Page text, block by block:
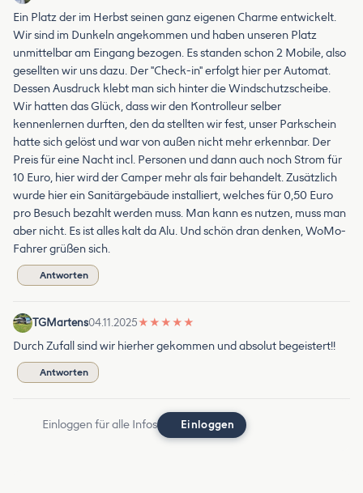
Ein Platz der im Herbst seinen ganz eigenen Charme entwickelt.
Wir sind im Dunkeln angekommen und haben unseren Platz
unmittelbar am Eingang bezogen. Es standen schon 2 Mobile, also
gesellten wir uns dazu. Der "Check-in" erfolgt hier per Automat.
Dessen Ausdruck klebt man sich hinter die Windschutzscheibe.
Wir hatten das Glück, dass wir den Kontrolleur selber
kennenlernen durften, den da stellten wir fest, unser Parkschein
hatte sich gelöst und war von außen nicht mehr erkennbar. Der
Preis für eine Nacht incl. Personen und dann auch noch Strom für
10 Euro, hier wird der Camper mehr als fair behandelt. Zusätzlich
wurde hier ein Sanitärgebäude installiert, welches für 0,50 Euro
pro Besuch bezahlt werden muss. Man kann es nutzen, muss man
aber nicht. Es ist alles kalt da Alu. Und schön dran denken, WoMo-
Fahrer grüßen sich.
Antworten
TGMartens04.11.2025★ ★ ★ ★ ★
Durch Zufall sind wir hierher gekommen und absolut begeistert!!
Antworten
Einloggen für alle Infos Einloggen